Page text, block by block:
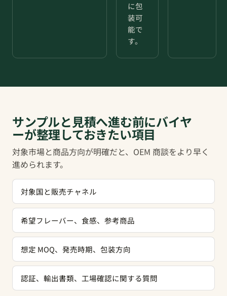
に包
装可
能で
す。
サンプルと見積へ進む前にバイヤ
ーが整理しておきたい項目
対象市場と商品方向が明確だと、OEM 商談をより早く
進められます。
対象国と販売チャネル
希望フレーバー、食感、参考商品
想定 MOQ、発売時期、包装方向
認証、輸出書類、工場確認に関する質問